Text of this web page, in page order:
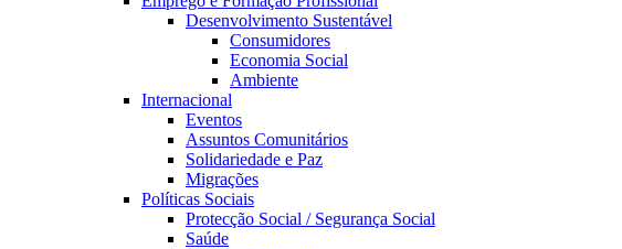
Desenvolvimento Sustentável
Consumidores
Economia Social
Ambiente
Internacional
Eventos
Assuntos Comunitários
Solidariedade e Paz
Migrações
Políticas Sociais
Protecção Social / Segurança Social
Saúde